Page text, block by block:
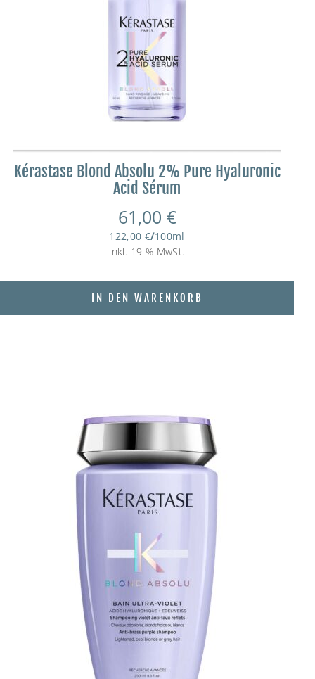
Kérastase Blond Absolu 2% Pure Hyaluronic
Acid Sérum
61,00 €
122,00 €/100ml
inkl. 19 % MwSt.
IN DEN WARENKORB